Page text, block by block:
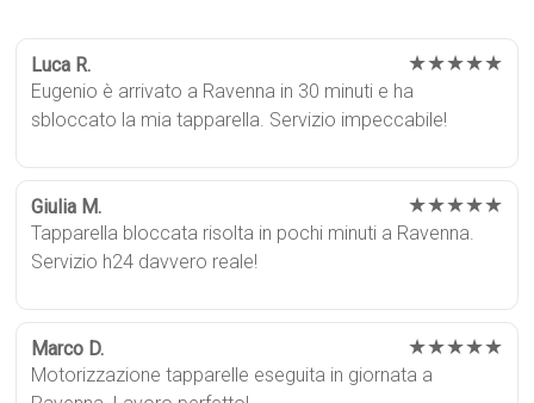
Luca R. ★★★★★
Eugenio è arrivato a Ravenna in 30 minuti e ha
sbloccato la mia tapparella. Servizio impeccabile!
Giulia M. ★★★★★
Tapparella bloccata risolta in pochi minuti a Ravenna.
Servizio h24 davvero reale!
Marco D. ★★★★★
Motorizzazione tapparelle eseguita in giornata a